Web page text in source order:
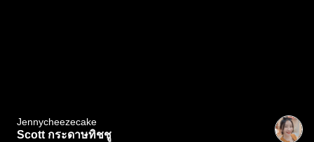
Jennycheezecake
Scott กระดาษทิชชู